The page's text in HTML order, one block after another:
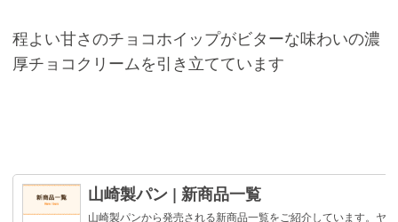
程よい甘さのチョコホイップがビターな味わいの濃
厚チョコクリームを引き立てています